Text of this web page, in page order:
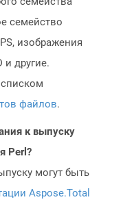
семейство
изображения
и другие.
файлов.
к выпуску
Perl?
могут быть
Aspose.Total